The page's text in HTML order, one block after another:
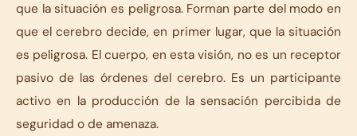
que la situación es peligrosa. Forman parte del modo en
que el cerebro decide, en primer lugar, que la situación
es peligrosa. El cuerpo, en esta visión, no es un receptor
pasivo de las órdenes del cerebro. Es un participante
activo en la producción de la sensación percibida de
seguridad o de amenaza.